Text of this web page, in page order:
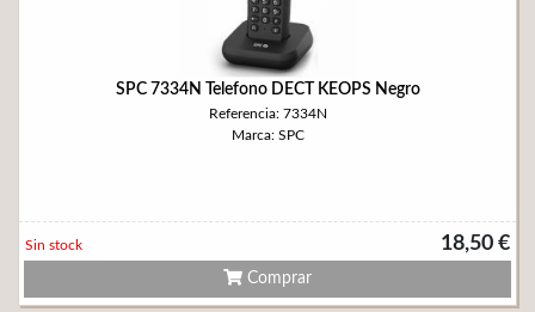
SPC 7334N Telefono DECT KEOPS Negro
Referencia: 7334N
Marca: SPC
18,50 €
Sin stock
Comprar